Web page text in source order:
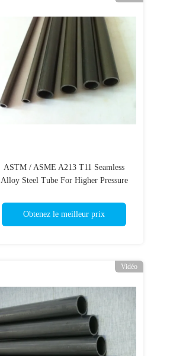
ASTM / ASME A213 T11 Seamless
Alloy Steel Tube For Higher Pressure
Obtenez le meilleur prix
Vidéo